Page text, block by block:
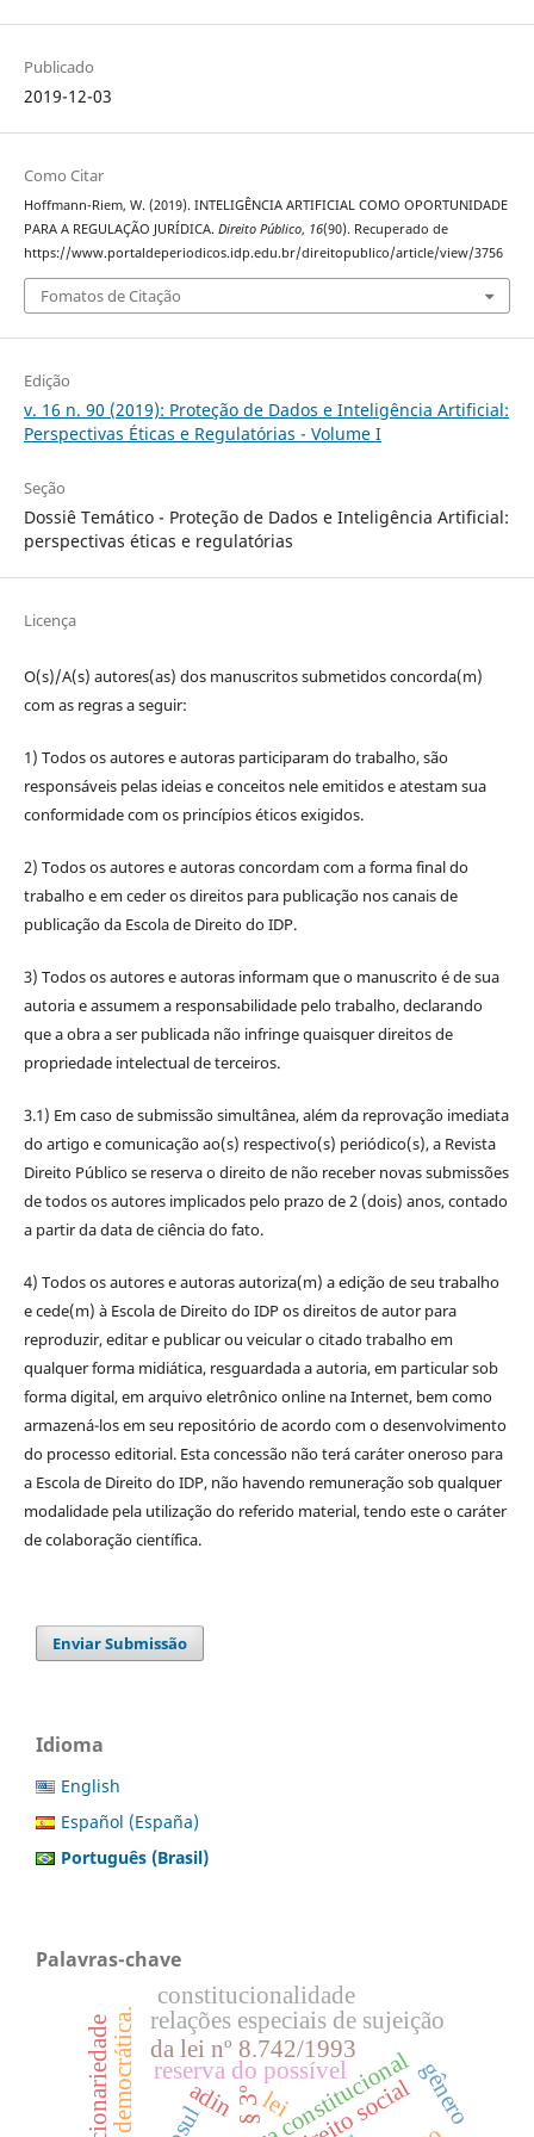
Publicado
2019-12-03
Como Citar
Hoffmann-Riem, W. (2019). INTELIGÊNCIA ARTIFICIAL COMO OPORTUNIDADE
PARA A REGULAÇÃO JURÍDICA. Direito Público, 16(90). Recuperado de
https://www.portaldeperiodicos.idp.edu.br/direitopublico/article/view/3756
Fomatos de Citação
Edição
v. 16 n. 90 (2019): Proteção de Dados e Inteligência Artificial:
Perspectivas Éticas e Regulatórias - Volume I
Seção
Dossiê Temático - Proteção de Dados e Inteligência Artificial:
perspectivas éticas e regulatórias
Licença
O(s)/A(s) autores(as) dos manuscritos submetidos concorda(m)
com as regras a seguir:
1) Todos os autores e autoras participaram do trabalho, são
responsáveis pelas ideias e conceitos nele emitidos e atestam sua
conformidade com os princípios éticos exigidos.
2) Todos os autores e autoras concordam com a forma final do
trabalho e em ceder os direitos para publicação nos canais de
publicação da Escola de Direito do IDP.
3) Todos os autores e autoras informam que o manuscrito é de sua
autoria e assumem a responsabilidade pelo trabalho, declarando
que a obra a ser publicada não infringe quaisquer direitos de
propriedade intelectual de terceiros.
3.1) Em caso de submissão simultânea, além da reprovação imediata
do artigo e comunicação ao(s) respectivo(s) periódico(s), a Revista
Direito Público se reserva o direito de não receber novas submissões
de todos os autores implicados pelo prazo de 2 (dois) anos, contado
a partir da data de ciência do fato.
4) Todos os autores e autoras autoriza(m) a edição de seu trabalho
e cede(m) à Escola de Direito do IDP os direitos de autor para
reproduzir, editar e publicar ou veicular o citado trabalho em
qualquer forma midiática, resguardada a autoria, em particular sob
forma digital, em arquivo eletrônico online na Internet, bem como
armazená-los em seu repositório de acordo com o desenvolvimento
do processo editorial. Esta concessão não terá caráter oneroso para
a Escola de Direito do IDP, não havendo remuneração sob qualquer
modalidade pela utilização do referido material, tendo este o caráter
de colaboração científica.
Enviar Submissão
Idioma
English
Español (España)
Português (Brasil)
Palavras-chave
reserva do possível
lei
relações especiais de sujeição
direito social
§ 3º
da lei nº 8.742/1993
constitucionalidade
adin gênero